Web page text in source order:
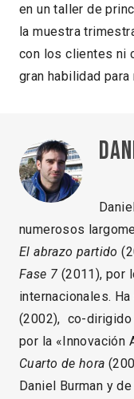
en un taller de
la muestra
con los clientes ni
gran habilidad
numerosos
El abrazo partido
Fase 7 (2011), por
internacionales.
(2002), co-dirigido
por la «Innovación
Cuarto de hora
Daniel Burman y